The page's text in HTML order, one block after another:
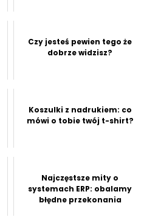
Czy jesteś pewien tego że
dobrze widzisz?
Koszulki z nadrukiem: co
mówi o tobie twój t-shirt?
Najczęstsze mity o
systemach ERP: obalamy
błędne przekonania